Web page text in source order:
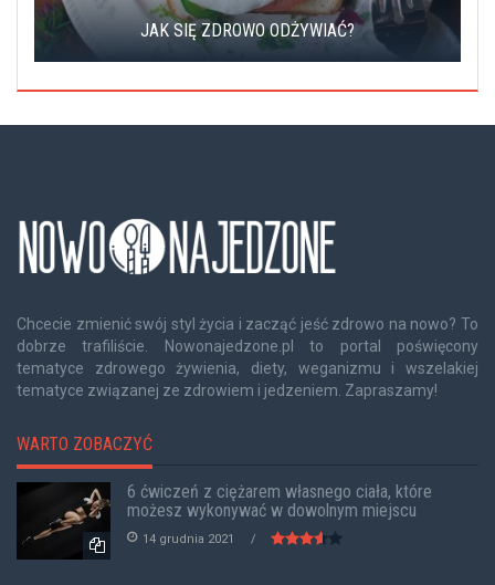
JAK SIĘ ZDROWO ODŻYWIAĆ?
Chcecie zmienić swój styl życia i zacząć jeść zdrowo na nowo? To
dobrze trafiliście. Nowonajedzone.pl to portal poświęcony
tematyce zdrowego żywienia, diety, weganizmu i wszelakiej
tematyce związanej ze zdrowiem i jedzeniem. Zapraszamy!
WARTO ZOBACZYĆ
6 ćwiczeń z ciężarem własnego ciała, które
możesz wykonywać w dowolnym miejscu
14 grudnia 2021